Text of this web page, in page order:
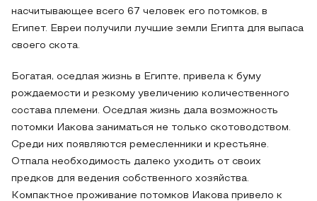
насчитывающее всего 67 человек его потомков, в
Египет. Евреи получили лучшие земли Египта для выпаса
своего скота.
Богатая, оседлая жизнь в Египте, привела к буму
рождаемости и резкому увеличению количественного
состава племени. Оседлая жизнь дала возможность
потомки Иакова заниматься не только скотоводством.
Среди них появляются ремесленники и крестьяне.
Отпала необходимость далеко уходить от своих
предков для ведения собственного хозяйства.
Компактное проживание потомков Иакова привело к